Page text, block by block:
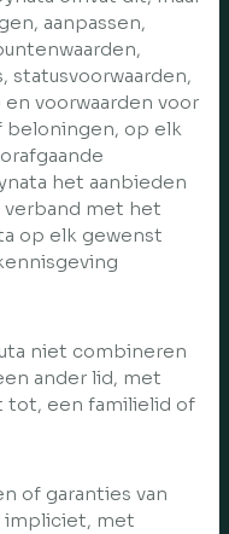
aanpassen,
statusvoorwaarden,
voorwaarden voor
beloningen, op elk
het aanbieden
met het
op elk gewenst
niet combineren
ander lid, met
tot, een familielid of
of garanties van
impliciet, met